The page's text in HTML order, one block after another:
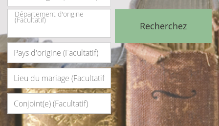
Département d'origine
(Facultatif)